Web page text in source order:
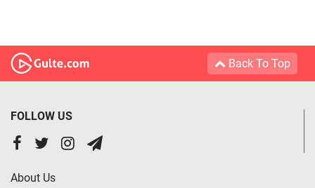
Back To Top
FOLLOW US
About Us